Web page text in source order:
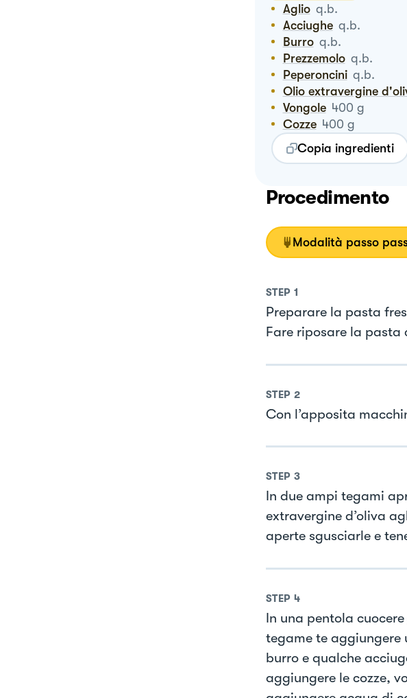
Aglio q.b.
Acciughe q.b.
Burro q.b.
Prezzemolo q.b.
Peperoncini q.b.
Olio extravergine
Vongole 400 g
Cozze 400 g
Copia ingredienti
Procedimento
Modalità passo
STEP 1
Preparare la pasta
Fare riposare la pasta
STEP 2
Con l’apposita
STEP 3
In due ampi tegami
extravergine d’oliva
aperte sgusciarle e
STEP 4
In una pentola
tegame te aggiungere
burro e qualche
aggiungere le cozze,